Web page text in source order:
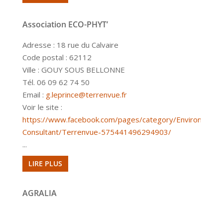
Association ECO-PHYT’
Adresse : 18 rue du Calvaire
Code postal : 62112
Ville : GOUY SOUS BELLONNE
Tél. 06 09 62 74 50
Email : g.leprince@terrenvue.fr
Voir le site :
https://www.facebook.com/pages/category/
Consultant/Terrenvue-575441496294903/
...
LIRE PLUS
AGRALIA